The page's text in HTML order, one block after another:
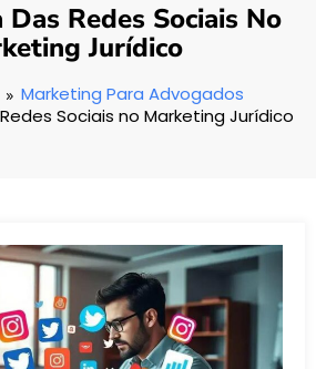
Redes Sociais No
Jurídico
Marketing Para Advogados
Sociais no Marketing Jurídico